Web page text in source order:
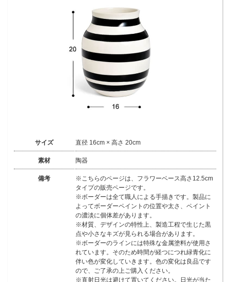
サイズ 直径 16cm × 高さ 20cm
素材 陶器
備考
※こちらのページは、フラワーベース高さ12.5cm
タイプの販売ページです。
※ボーダーは全て職人による手描きです。製品に
よってボーダーペイントの位置や太さ、ペイント
の濃淡に個体差があります。
※材質、デザインの特性上、製造工程で生じた黒
点や小さなキズが見られる場合があります。
※ボーダーのラインには特殊な金属塗料が使用さ
れています。そのため時間が経つにつれ緑青化に
伴い色が変化していきます。色の変化は良品です
ので、ご了承の上ご購入ください。
※直射日光は避けて置いてください。日光が当た